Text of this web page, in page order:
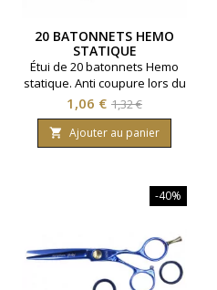
20 BATONNETS HEMO
STATIQUE
Étui de 20 batonnets Hemo
statique. Anti coupure lors du
rasage
Prix
1,06 € Prix
de
base
1,32 €
 Ajouter au panier
-40%